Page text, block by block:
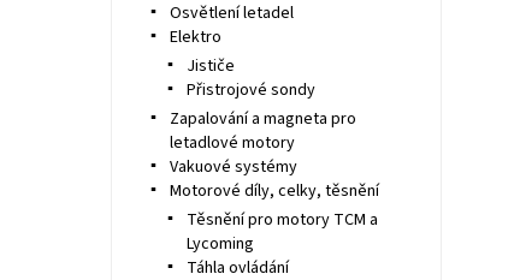
Osvětlení letadel
Elektro
Jističe
Přistrojové sondy
Zapalování a magneta pro
letadlové motory
Vakuové systémy
Motorové díly, celky, těsnění
Těsnění pro motory TCM a
Lycoming
Táhla ovládání